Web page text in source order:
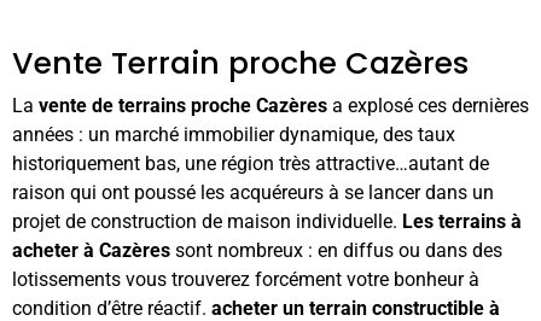
Vente Terrain proche Cazères
La vente de terrains proche Cazères a explosé ces dernières
années : un marché immobilier dynamique, des taux
historiquement bas, une région très attractive…autant de
raison qui ont poussé les acquéreurs à se lancer dans un
projet de construction de maison individuelle. Les terrains à
acheter à Cazères sont nombreux : en diffus ou dans des
lotissements vous trouverez forcément votre bonheur à
condition d’être réactif. acheter un terrain constructible à